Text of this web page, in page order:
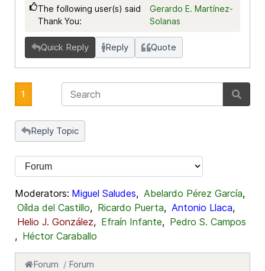
The following user(s) said
Thank You:
Gerardo E. Martínez-
Solanas
Quick Reply Reply Quote
1
Reply Topic
Moderators: Miguel Saludes, Abelardo Pérez García,
Oílda del Castillo, Ricardo Puerta, Antonio Llaca,
Helio J. González, Efraín Infante, Pedro S. Campos
, Héctor Caraballo
Forum
Forum